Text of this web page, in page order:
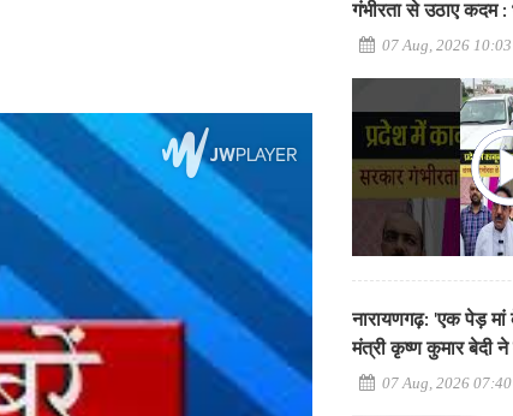
गंभीरता से उठाए कदम
07 Aug, 2026
नारायणगढ़: 'एक पेड़ मां
मंत्री कृष्ण कुमार बेदी
07 Aug, 2026